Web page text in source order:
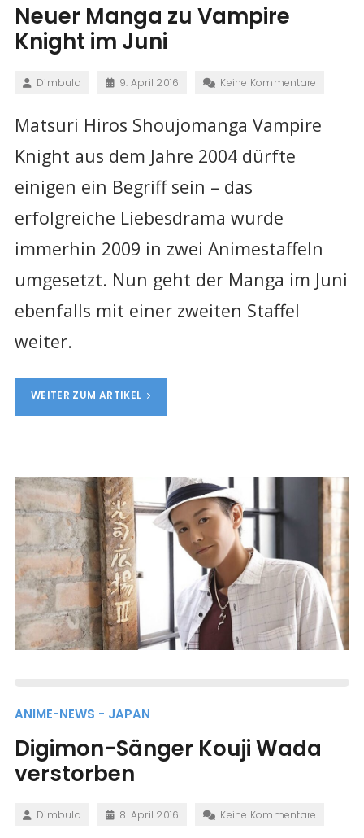
Neuer Manga zu Vampire
Knight im Juni
Dimbula 9. April 2016 Keine Kommentare
Matsuri Hiros Shoujomanga Vampire
Knight aus dem Jahre 2004 dürfte
einigen ein Begriff sein – das
erfolgreiche Liebesdrama wurde
immerhin 2009 in zwei Animestaffeln
umgesetzt. Nun geht der Manga im Juni
ebenfalls mit einer zweiten Staffel
weiter.
WEITER ZUM ARTIKEL
ANIME-NEWS - JAPAN
Digimon-Sänger Kouji Wada
verstorben
Dimbula 8. April 2016 Keine Kommentare